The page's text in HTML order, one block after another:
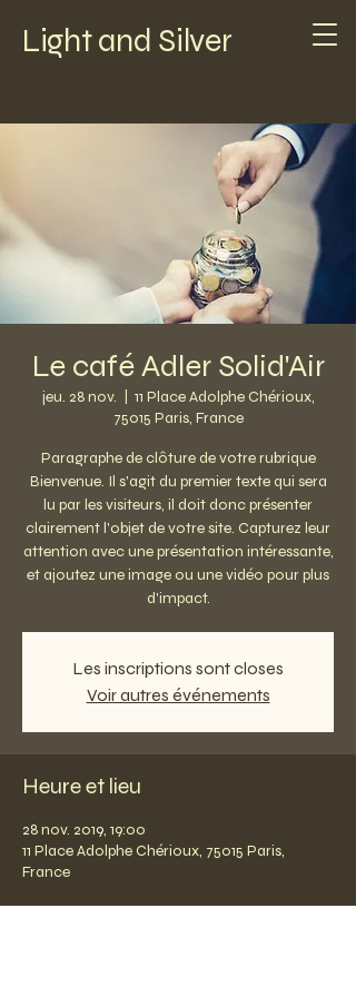
Light and Silver
Le café Adler Solid'Air
jeu. 28 nov.
11 Place Adolphe Chérioux,
75015 Paris, France
Paragraphe de clôture de votre rubrique
Bienvenue. Il s'agit du premier texte qui sera
lu par les visiteurs, il doit donc présenter
clairement l'objet de votre site. Capturez leur
attention avec une présentation intéressante,
et ajoutez une image ou une vidéo pour plus
d'impact.
Les inscriptions sont closes
Voir autres événements
Heure et lieu
28 nov. 2019, 19:00
11 Place Adolphe Chérioux, 75015 Paris,
France